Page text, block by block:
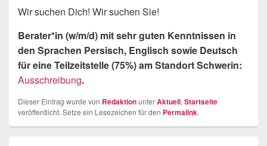
Wir suchen Dich! Wir suchen Sie!
Berater*in (w/m/d) mit sehr guten Kenntnissen in
den Sprachen Persisch, Englisch sowie Deutsch
für eine Teilzeitstelle (75%) am Standort Schwerin:
Ausschreibung.
Dieser Eintrag wurde von RedaktionunterAktuell, Startseite
veröffentlicht. Setze ein Lesezeichen für den Permalink.